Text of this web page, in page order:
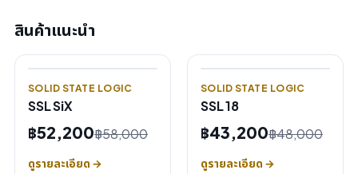
สินค้าแนะนำ
SOLID STATE LOGIC
SSL SiX
฿52,200฿58,000
ดูรายละเอียด →
SOLID STATE LOGIC
SSL 18
฿43,200฿48,000
ดูรายละเอียด →